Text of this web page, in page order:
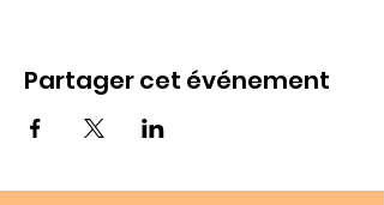
Partager cet événement